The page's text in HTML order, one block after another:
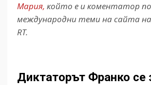
Мария, който е и коментатор по
международни теми на сайта
RT.
Диктаторът Франко се